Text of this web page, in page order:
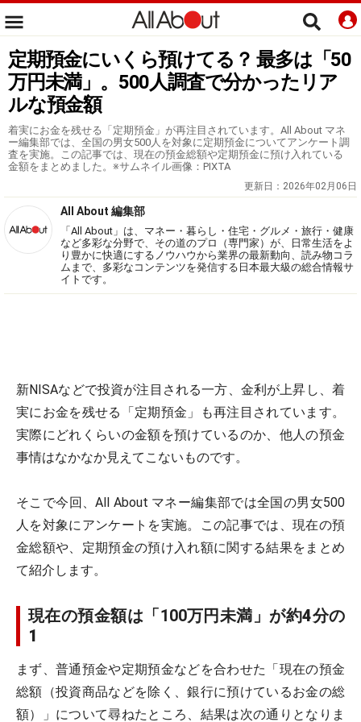
定期預金にいくら預けてる？ 最多は「50
万円未満」。500人調査で分かったリア
ルな預金額
着実にお金を残せる「定期預金」が再注目されています。All About マネ
ー編集部では、全国の男女500人を対象に定期預金についてアンケート調
査を実施。この記事では、現在の預金総額や定期預金に預け入れている
金額をまとめました。※サムネイル画像：PIXTA
更新日： 2026年02月06日
All About 編集部
「All About」は、マネー・暮らし・住宅・グルメ・旅行・健康
など多彩な分野で、その道のプロ（専門家）が、日常生活をよ
り豊かに快適にするノウハウから業界の最新動向、読み物コラ
ムまで、多彩なコンテンツを発信する日本最大級の総合情報サ
イトです。
新NISAなどで投資が注目される一方、金利が上昇し、着
実にお金を残せる「定期預金」も再注目されています。
実際にどれくらいの金額を預けているのか、他人の預金
事情はなかなか見えてこないものです。
そこで今回、All About マネー編集部では全国の男女500
人を対象にアンケートを実施。この記事では、現在の預
金総額や、定期預金の預け入れ額に関する結果をまとめ
て紹介します。
現在の預金額は「100万円未満」が約4分の
1
まず、普通預金や定期預金などを合わせた「現在の預金
総額（投資商品などを除く、銀行に預けているお金の総
額）」について尋ねたところ、結果は次の通りとなりま